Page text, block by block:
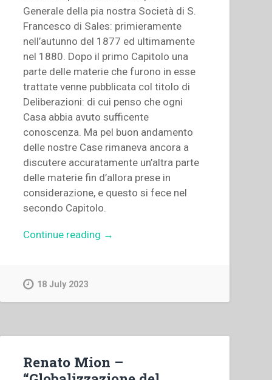
of
the
Superior
serve
good
community
Confreres
unity
Generale della pia nostra Società di S.
Francesco di Sales: primieramente
nell’autunno del 1877 ed ultimamente
nel 1880. Dopo il primo Capitolo una
parte delle materie che furono in esse
trattate venne pubblicata col titolo di
Deliberazioni: di cui penso che ogni
Casa abbia avuto sufficente
conoscenza. Ma pel buon andamento
delle nostre Case rimaneva ancora a
discutere accuratamente un’altra parte
delle materie fin d’allora prese in
considerazione, e questo si fece nel
secondo Capitolo.
Continue reading “Giovanni
Generale
Pia
→
18 July 2023
Renato Mion –